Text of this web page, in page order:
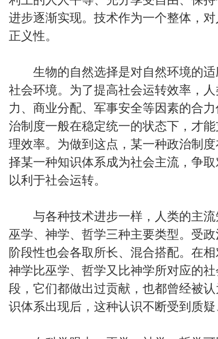
进步逐渐实现。技术作为一个整体，
正义性。
生物的自然选择是对自然环境的适
社会环境。为了提高社会运转效率，
力、商业分配、军事安全等因素的合
治制度一般在稳定统一的状态下，才
理效率。为做到这点，某一种政治制
择某一种知识体系成为社会主流，争
以利于社会运转。
与各种技术进步一样，人类的主流
巫学、神学、哲学三种主要类型。受
阶段性也会各取所长、混合搭配。在
神学比巫学、哲学又比神学所对应的
段，它们都做出过贡献，也都曾经被
识体系出现后，这种认识不断受到质